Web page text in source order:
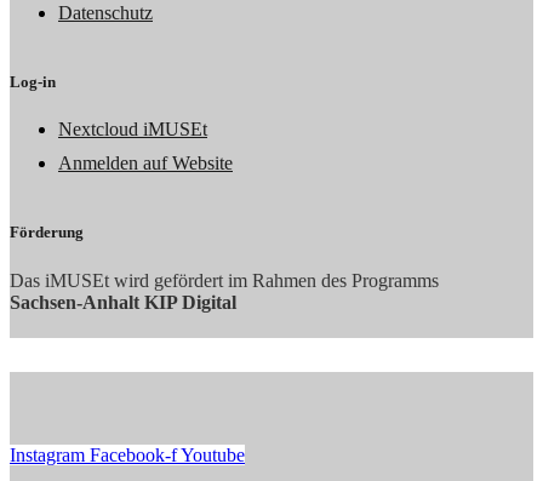
Datenschutz
Log-in
Nextcloud iMUSEt
Anmelden auf Website
Förderung
Das iMUSEt wird gefördert im Rahmen des Programms
Sachsen-Anhalt KIP Digital
Instagram Facebook-fYoutube